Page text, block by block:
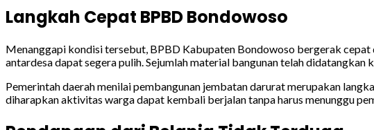
Langkah Cepat BPBD Bondowoso
Menanggapi kondisi tersebut, BPBD Kabupaten Bondowoso bergerak cepat
antardesa dapat segera pulih. Sejumlah material bangunan telah
Pemerintah daerah menilai pembangunan jembatan darurat merupakan
diharapkan aktivitas warga dapat kembali berjalan tanpa harus menunggu